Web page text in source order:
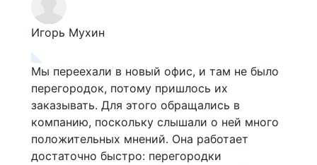
Игорь Мухин
Мы переехали в новый офис, и там не было
перегородок, потому пришлось их
заказывать. Для этого обращались в
компанию, поскольку слышали о ней много
положительных мнений. Она работает
достаточно быстро: перегородки